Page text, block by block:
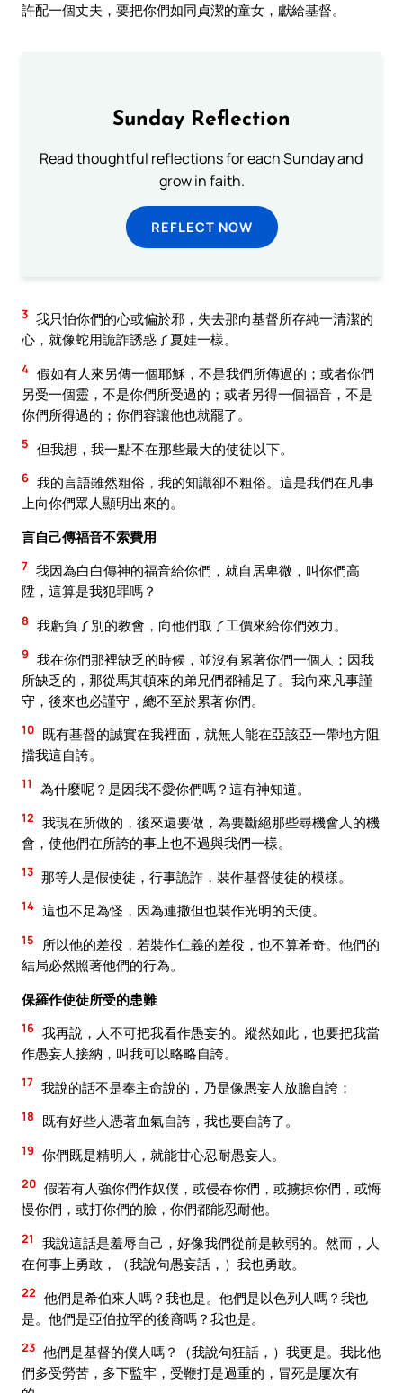
許配一個丈夫，要把你們如同貞潔的童女，獻給基督。
Sunday Reflection
Read thoughtful reflections for each Sunday and
grow in faith.
REFLECT NOW
3 我只怕你們的心或偏於邪，失去那向基督所存純一清潔的
心，就像蛇用詭詐誘惑了夏娃一樣。
4 假如有人來另傳一個耶穌，不是我們所傳過的；或者你們
另受一個靈，不是你們所受過的；或者另得一個福音，不是
你們所得過的；你們容讓他也就罷了。
5 但我想，我一點不在那些最大的使徒以下。
6 我的言語雖然粗俗，我的知識卻不粗俗。這是我們在凡事
上向你們眾人顯明出來的。
言自己傳福音不索費用
7 我因為白白傳神的福音給你們，就自居卑微，叫你們高
陞，這算是我犯罪嗎？
8 我虧負了別的教會，向他們取了工價來給你們效力。
9 我在你們那裡缺乏的時候，並沒有累著你們一個人；因我
所缺乏的，那從馬其頓來的弟兄們都補足了。我向來凡事謹
守，後來也必謹守，總不至於累著你們。
10 既有基督的誠實在我裡面，就無人能在亞該亞一帶地方阻
擋我這自誇。
11 為什麼呢？是因我不愛你們嗎？這有神知道。
12 我現在所做的，後來還要做，為要斷絕那些尋機會人的機
會，使他們在所誇的事上也不過與我們一樣。
13 那等人是假使徒，行事詭詐，裝作基督使徒的模樣。
14 這也不足為怪，因為連撒但也裝作光明的天使。
15
所以他的差役，若裝作仁義的差役，也不算希奇。他們的
結局必然照著他們的行為。
保羅作使徒所受的患難
16 我再說，人不可把我看作愚妄的。縱然如此，也要把我當
作愚妄人接納，叫我可以略略自誇。
17 我說的話不是奉主命說的，乃是像愚妄人放膽自誇；
18 既有好些人憑著血氣自誇，我也要自誇了。
19 你們既是精明人，就能甘心忍耐愚妄人。
20 假若有人強你們作奴僕，或侵吞你們，或擄掠你們，或悔
慢你們，或打你們的臉，你們都能忍耐他。
21
我說這話是羞辱自己，好像我們從前是軟弱的。然而，人
在何事上勇敢，（我說句愚妄話，）我也勇敢。
22 他們是希伯來人嗎？我也是。他們是以色列人嗎？我也
是。他們是亞伯拉罕的後裔嗎？我也是。
23 他們是基督的僕人嗎？（我說句狂話，）我更是。我比他
們多受勞苦，多下監牢，受鞭打是過重的，冒死是屢次有